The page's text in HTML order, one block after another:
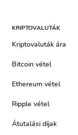
KRIPTOVALUTÁK
Kriptovaluták ára
Bitcoin vétel
Ethereum vétel
Ripple vétel
Átutalási díjak